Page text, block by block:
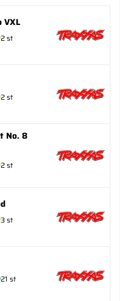
VXL
2 st
2 st
No. 8
2 st
3 st
21 st